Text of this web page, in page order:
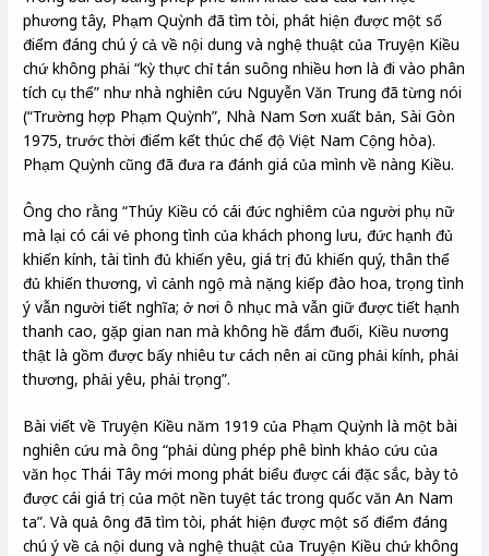
phương tây, Phạm Quỳnh đã tìm tòi, phát hiện được một số
điểm đáng chú ý cả về nội dung và nghệ thuật của Truyện Kiều
chứ không phải “kỳ thực chỉ tán suông nhiều hơn là đi vào phân
tích cụ thể” như nhà nghiên cứu Nguyễn Văn Trung đã từng nói
(“Trường hợp Phạm Quỳnh”, Nhà Nam Sơn xuất bản, Sài Gòn
1975, trước thời điểm kết thúc chế độ Việt Nam Cộng hòa).
Phạm Quỳnh cũng đã đưa ra đánh giá của mình về nàng Kiều.
Ông cho rằng “Thúy Kiều có cái đức nghiêm của người phụ nữ
mà lại có cái vẻ phong tình của khách phong lưu, đức hạnh đủ
khiến kính, tài tình đủ khiến yêu, giá trị đủ khiến quý, thân thể
đủ khiến thương, vì cảnh ngộ mà nặng kiếp đào hoa, trọng tình
ý vẫn người tiết nghĩa; ở nơi ô nhục mà vẫn giữ được tiết hạnh
thanh cao, gặp gian nan mà không hề đắm đuối, Kiều nương
thật là gồm được bấy nhiêu tư cách nên ai cũng phải kính, phải
thương, phải yêu, phải trọng”.
Bài viết về Truyện Kiều năm 1919 của Phạm Quỳnh là một bài
nghiên cứu mà ông “phải dùng phép phê bình khảo cứu của
văn học Thái Tây mới mong phát biểu được cái đặc sắc, bày tỏ
được cái giá trị của một nền tuyệt tác trong quốc văn An Nam
ta”. Và quả ông đã tìm tòi, phát hiện được một số điểm đáng
chú ý về cả nội dung và nghệ thuật của Truyện Kiều chứ không